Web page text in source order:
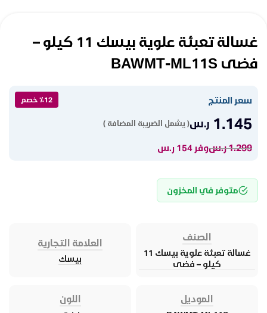
غسالة تعبئة علوية بيسك 11 كيلو –
فضى BAWMT-ML11S
سعر المنتج ٪12 خصم
1.145 ر.س( يشمل الضريبة المضافة )
1.299ر.سوفر 154 ر.س
متوفر في المخزون
الصنف
غسالة تعبئة علوية بيسك 11
كيلو – فضى
العلامة التجارية
بيسك
الموديل اللون